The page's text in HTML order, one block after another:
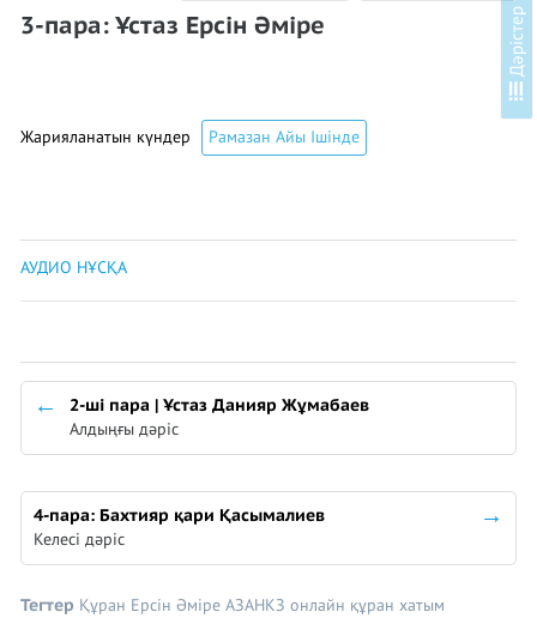
3-пара: Ұстаз Ерсін Әміре
Жарияланатын күндер Рамазан Айы Ішінде
АУДИО НҰСҚА
2-ші пара | Ұстаз Данияр Жұмабаев
Алдыңғы дәріс
4-пара: Бахтияр қари Қасымалиев
Келесі дәріс
Тегтер Құран Ерсін Әміре АЗАНКЗ онлайн құран хатым